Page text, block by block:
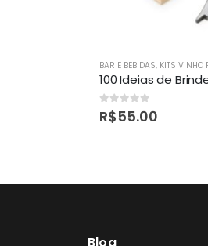
BAR E BEBIDAS, KITS VINHO
0out of 5
R$55.00